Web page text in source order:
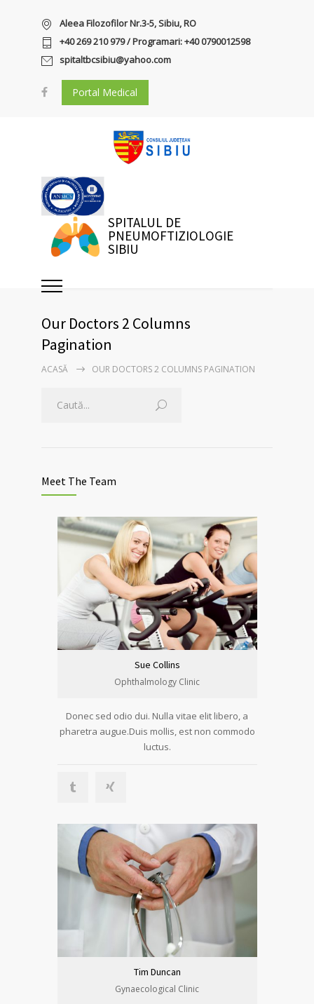
Aleea Filozofilor Nr.3-5, Sibiu, RO
+40 269 210 979 / Programari: +40 0790012598
spitaltbcsibiu@yahoo.com
Portal Medical
SPITALUL DE
PNEUMOFTIZIOLOGIE
SIBIU
Our Doctors 2 Columns
Pagination
ACASĂ OUR DOCTORS 2 COLUMNS PAGINATION
Meet The Team
Sue Collins
Ophthalmology Clinic
Donec sed odio dui. Nulla vitae elit libero, a
pharetra augue.Duis mollis, est non commodo
luctus.
Tim Duncan
Gynaecological Clinic